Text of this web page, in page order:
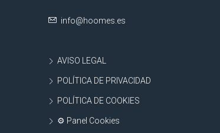
info@hoomes.es
AVISO LEGAL
POLÍTICA DE PRIVACIDAD
POLÍTICA DE COOKIES
⚙ Panel Cookies